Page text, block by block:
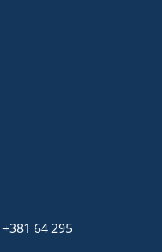
+381 64 295